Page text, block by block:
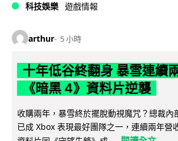
科技娛樂 遊戲情報
arthur 5 小時
十年低谷終翻身 暴雪連續
《暗黑 4》資料片逆襲
收購兩年，暴雪終於擺脫動視魔咒？總裁內
已成 Xbox 表現最好團隊之一，連續兩年營